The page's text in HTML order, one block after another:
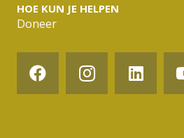
HOE KUN JE HELPEN
Doneer